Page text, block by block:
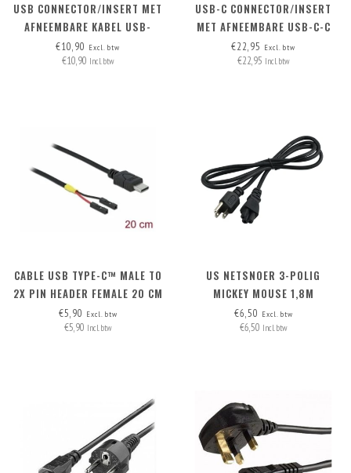
USB CONNECTOR/INSERT MET
AFNEEMBARE KABEL USB-
MICRO > USB2.0 A
€10,90 Excl. btw
€10,90 Incl. btw
USB-C CONNECTOR/INSERT
MET AFNEEMBARE USB-C-C
KABEL
€22,95 Excl. btw
€22,95 Incl. btw
CABLE USB TYPE-C™ MALE TO
2X PIN HEADER FEMALE 20 CM
€5,90 Excl. btw
€5,90 Incl. btw
US NETSNOER 3-POLIG
MICKEY MOUSE 1,8M
€6,50 Excl. btw
€6,50 Incl. btw